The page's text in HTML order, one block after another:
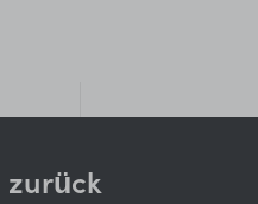
zurück